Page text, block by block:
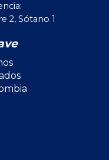
2, Sótano 1